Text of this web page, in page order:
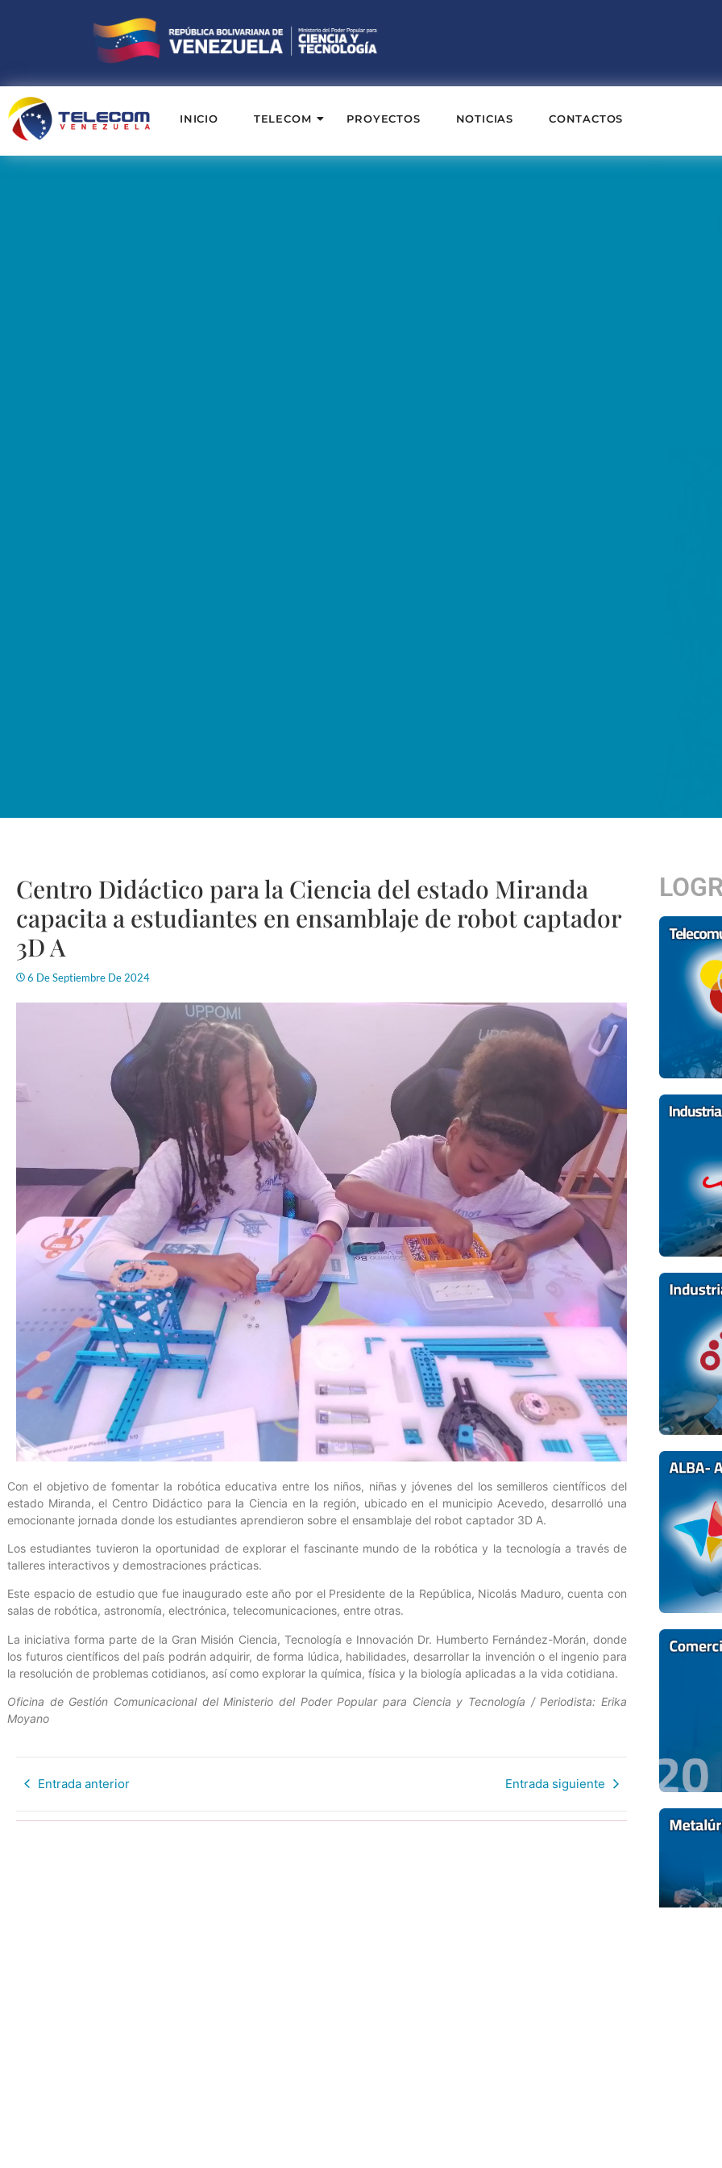
INICIO TELECOM PROYECTOS NOTICIAS CONTACTOS
Centro Didáctico para la Ciencia del estado Miranda
capacita a estudiantes en ensamblaje de robot captador
3D A
6 De Septiembre De 2024
Con el objetivo de fomentar la robótica educativa entre los niños, niñas y jóvenes del los semilleros científicos del
estado Miranda, el Centro Didáctico para la Ciencia en la región, ubicado en el municipio Acevedo, desarrolló una
emocionante jornada donde los estudiantes aprendieron sobre el ensamblaje del robot captador 3D A.
Los estudiantes tuvieron la oportunidad de explorar el fascinante mundo de la robótica y la tecnología a través de
talleres interactivos y demostraciones prácticas.
Este espacio de estudio que fue inaugurado este año por el Presidente de la República, Nicolás Maduro, cuenta con
salas de robótica, astronomía, electrónica, telecomunicaciones, entre otras.
La iniciativa forma parte de la Gran Misión Ciencia, Tecnología e Innovación Dr. Humberto Fernández-Morán, donde
los futuros científicos del país podrán adquirir, de forma lúdica, habilidades, desarrollar la invención o el ingenio para
la resolución de problemas cotidianos, así como explorar la química, física y la biología aplicadas a la vida cotidiana.
Oficina de Gestión Comunicacional del Ministerio del Poder Popular para Ciencia y Tecnología / Periodista: Erika
Moyano
Entrada anterior Entrada siguiente